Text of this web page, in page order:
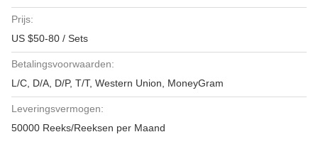
Prijs:
US $50-80 / Sets
Betalingsvoorwaarden:
L/C, D/A, D/P, T/T, Western Union, MoneyGram
Leveringsvermogen:
50000 Reeks/Reeksen per Maand